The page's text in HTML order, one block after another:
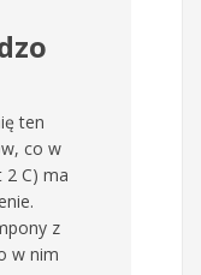
ten
co w
2 C) ma
z
w nim